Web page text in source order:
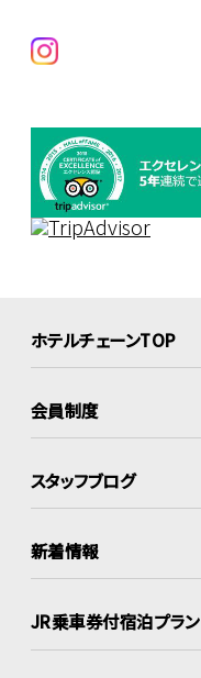
ホテルチェーンTOP
会員制度
スタッフブログ
新着情報
JR乗車券付宿泊プラン